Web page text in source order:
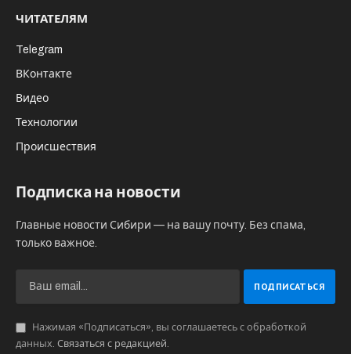
который может оперативно
зависимости от реальной ситуации
и использовать разные символы в
своих секциях – от стрелок и цифр
до смайлов.
пресс-службе правительства Новосибирской
снабженного GPRS-модулем, была разработана
в подведомственном Минтрансу региона
эксплуатационном учреждении (СМЭУ).
Светофор светодиодный, может работать при